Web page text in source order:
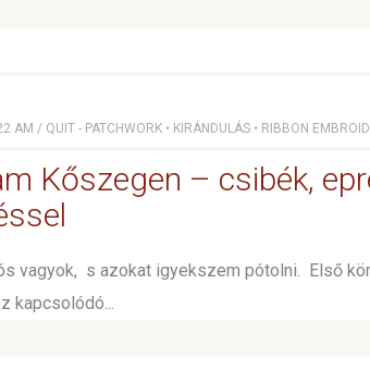
AM / QUIT - PATCHWORK • KIRÁNDULÁS • RIBBON
Kőszegen – csibék,
vagyok, s azokat igyekszem pótolni. Első
kapcsolódó...